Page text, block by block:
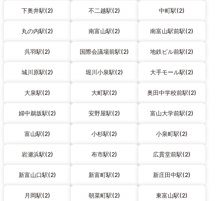
下奥井駅(2) 不二越駅(2) 中町駅(2)
丸の内駅(2) 南富山駅(2) 南富山駅前駅(2)
呉羽駅(2) 国際会議場前駅(2) 地鉄ビル前駅(2)
城川原駅(2) 堀川小泉駅(2) 大手モール駅(2)
大泉駅(2) 大町駅(2) 奥田中学校前駅(2)
婦中鵜坂駅(2) 安野屋駅(2) 富山大学前駅(2)
富山駅(2) 小杉駅(2) 小泉町駅(2)
岩瀬浜駅(2) 布市駅(2) 広貫堂前駅(2)
新富山口駅(2) 新富町駅(2) 新庄田中駅(2)
月岡駅(2) 朝菜町駅(2) 東富山駅(2)